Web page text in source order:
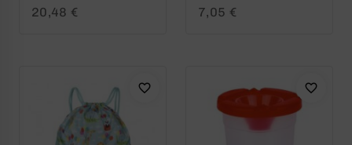
0
20,48 €
0
7,05 €